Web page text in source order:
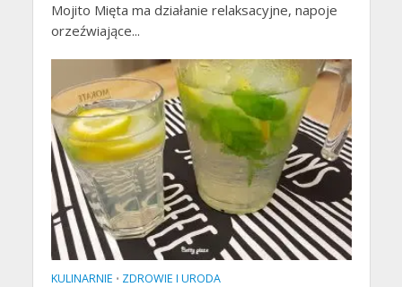
Mojito Mięta ma działanie relaksacyjne, napoje
orzeźwiające...
KULINARNIE • ZDROWIE I URODA